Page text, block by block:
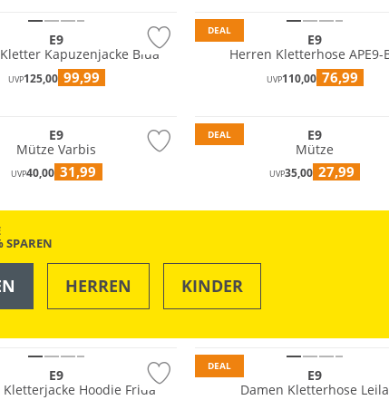
E9
Kapuzenjacke Blua
UVP125,00 99,99
DEAL
E9
Herren Kletterhose APE9-
UVP110,00 76,99
E9
Mütze Varbis
UVP40,00 31,99
DEAL
E9
Mütze
UVP35,00 27,99
SPAREN
HERREN KINDER
E9
Kletterjacke Hoodie Frida
DEAL
E9
Damen Kletterhose Leila